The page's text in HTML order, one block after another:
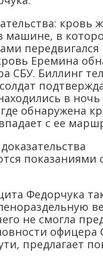
кровь
машине, в
передвигался
Еремина
СБУ. Биллинг
в ночь
обнаружена
с ее
показаниями
Федорчука
не смогла
офицера
предлагает